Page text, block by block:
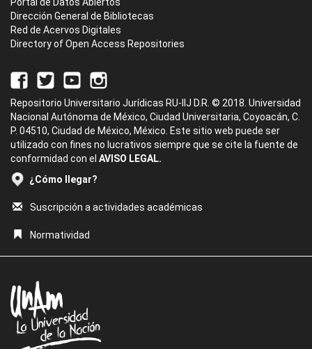
Dirección General de Bibliotecas
Red de Acervos Digitales
Directory of Open Access Repositories
Repositorio Universitario Jurídicas RU-IIJ D.R. © 2018. Universidad
Nacional Autónoma de México, Ciudad Universitaria, Coyoacán, C.
P. 04510, Ciudad de México, México. Este sitio web puede ser
utilizado con fines no lucrativos siempre que se cite la fuente de
conformidad con el AVISO LEGAL.
¿Cómo llegar?
Suscripción a actividades académicas
Normatividad